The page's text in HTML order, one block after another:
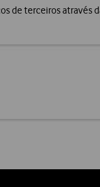
de terceiros através